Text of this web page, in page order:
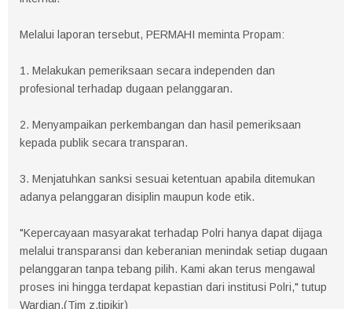
Melalui laporan tersebut, PERMAHI meminta Propam:
1. Melakukan pemeriksaan secara independen dan
profesional terhadap dugaan pelanggaran.
2. Menyampaikan perkembangan dan hasil pemeriksaan
kepada publik secara transparan.
3. Menjatuhkan sanksi sesuai ketentuan apabila ditemukan
adanya pelanggaran disiplin maupun kode etik.
"Kepercayaan masyarakat terhadap Polri hanya dapat dijaga
melalui transparansi dan keberanian menindak setiap dugaan
pelanggaran tanpa tebang pilih. Kami akan terus mengawal
proses ini hingga terdapat kepastian dari institusi Polri," tutup
Wardian.(Tim z.tipikir)